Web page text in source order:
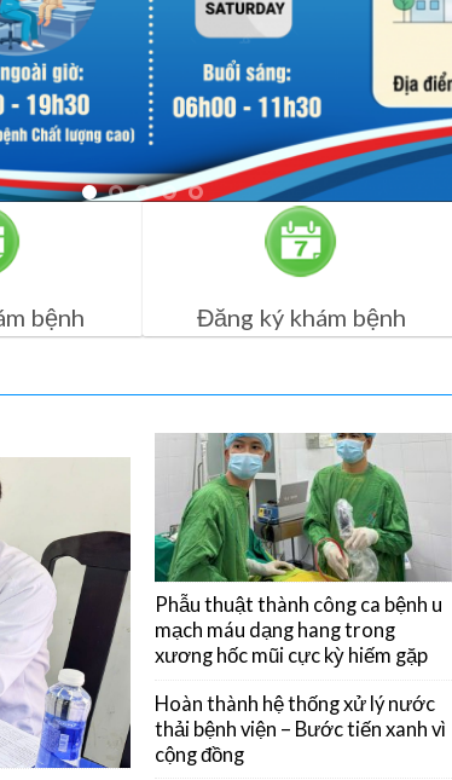
bệnh Đăng ký khám bệnh
Phẫu thuật thành công ca bệnh u
mạch máu dạng hang trong
xương hốc mũi cực kỳ hiếm gặp
Hoàn thành hệ thống xử lý nước
thải bệnh viện – Bước tiến xanh vì
cộng đồng